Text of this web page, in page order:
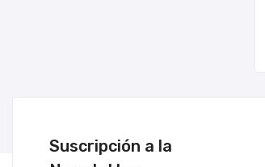
Suscripción a la